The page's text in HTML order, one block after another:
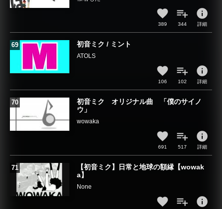
389 344
info
詳細
初音ミク / ミント
ATOLS
106 102
info
詳細
初音ミク オリジナル曲 「僕のサイノ
ウ」
wowaka
691 517
info
詳細
【初音ミク】日常と地球の額縁【wowak
a】
None
info